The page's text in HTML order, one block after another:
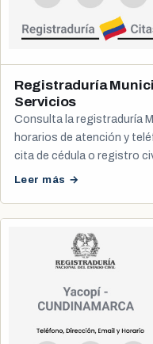
Registraduría
Servicios
Consulta la registraduría
horarios de atención y
cita de cédula o registro
Leer más →